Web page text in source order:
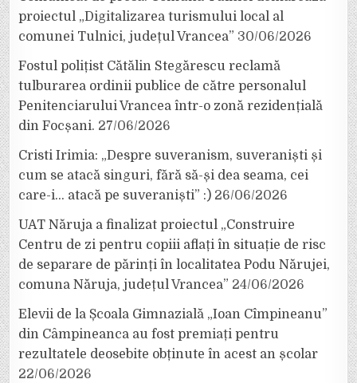
proiectul „Digitalizarea turismului local al
comunei Tulnici, județul Vrancea” 30/06/2026
Fostul polițist Cătălin Stegărescu reclamă
tulburarea ordinii publice de către personalul
Penitenciarului Vrancea într-o zonă rezidențială
din Focșani. 27/06/2026
Cristi Irimia: „Despre suveranism, suveraniști și
cum se atacă singuri, fără să-și dea seama, cei
care-i… atacă pe suveraniști” :) 26/06/2026
UAT Năruja a finalizat proiectul „Construire
Centru de zi pentru copiii aflați în situație de risc
de separare de părinți în localitatea Podu Nărujei,
comuna Năruja, județul Vrancea” 24/06/2026
Elevii de la Școala Gimnazială „Ioan Cîmpineanu”
din Câmpineanca au fost premiați pentru
rezultatele deosebite obținute în acest an școlar
22/06/2026